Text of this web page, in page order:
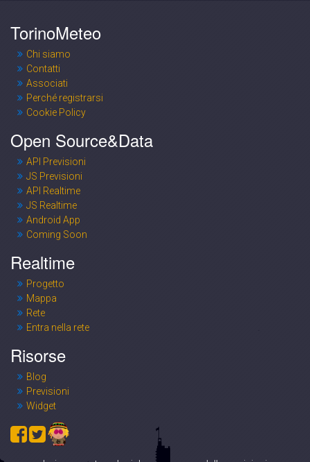
TorinoMeteo
Chi siamo
Contatti
Associati
Perché registrarsi
Cookie Policy
Open Source&Data
API Previsioni
JS Previsioni
API Realtime
JS Realtime
Android App
Coming Soon
Realtime
Progetto
Mappa
Rete
Entra nella rete
Risorse
Blog
Previsioni
Widget